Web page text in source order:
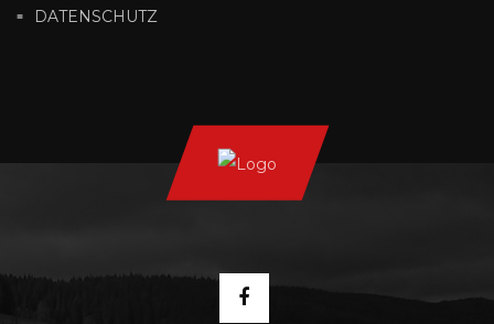
DATENSCHUTZ